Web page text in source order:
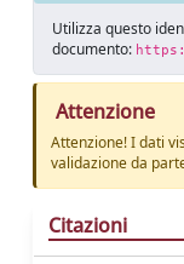
Utilizza questo
documento:
Attenzione
Attenzione! I dati
validazione da
Citazioni